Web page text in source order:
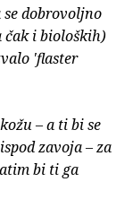
dobrovoljno
i bioloških)
'flaster
– a ti bi se
zavoja – za
bi ti ga